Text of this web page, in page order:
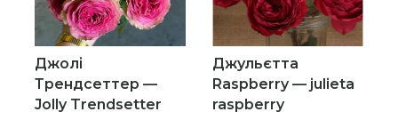
Джолі
Трендсеттер —
Jolly Trendsetter
Джульєтта
Raspberry — julieta
raspberry